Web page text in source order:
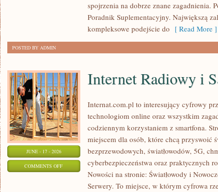
spojrzenia na dobrze znane zagadnienia.
Poradnik Suplementacyjny. Największą
kompleksowe podejście do [ Read More ]
POSTED BY ADMIN
JUNE - 17 - 2026
COMMENTS OFFON
Internet Radiowy i
Internat.com.pl to interesujący cyfrowy
technologiom online oraz wszystkim
codziennym korzystaniem z smartfona.
miejscem dla osób, które chcą przyswoić
bezprzewodowych, światłowodów, 5G,
cyberbezpieczeństwa oraz praktycznych
Nowości na stronie: Światłowody i
Serwery. To miejsce, w którym cyfrowa